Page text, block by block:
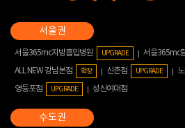
서울365mc지방흡입병원 UPGRADE 서울365mc
ALL NEW 강남본점 확장 신촌점 UPGRADE
영등포점
UPGRADE 성신여대점